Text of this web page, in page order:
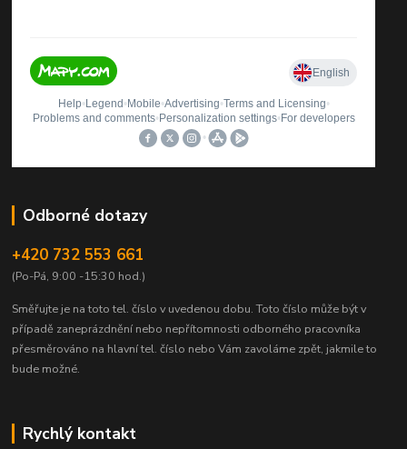
Odborné dotazy
+420 732 553 661
(Po-Pá, 9:00 -15:30 hod.)
Směřujte je na toto tel. číslo v uvedenou dobu. Toto číslo může být v
případě zaneprázdnění nebo nepřítomnosti odborného pracovníka
přesměrováno na hlavní tel. číslo nebo Vám zavoláme zpět, jakmile to
bude možné.
Rychlý kontakt